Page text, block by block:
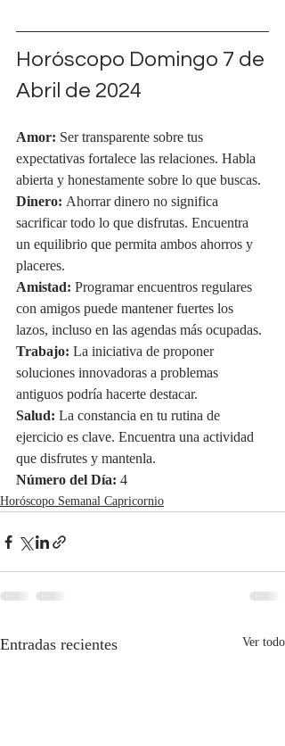
Horóscopo Domingo 7 de
Abril de 2024
Amor: Ser transparente sobre tus
expectativas fortalece las relaciones. Habla
abierta y honestamente sobre lo que buscas.
Dinero: Ahorrar dinero no significa
sacrificar todo lo que disfrutas. Encuentra
un equilibrio que permita ambos ahorros y
placeres.
Amistad: Programar encuentros regulares
con amigos puede mantener fuertes los
lazos, incluso en las agendas más ocupadas.
Trabajo: La iniciativa de proponer
soluciones innovadoras a problemas
antiguos podría hacerte destacar.
Salud: La constancia en tu rutina de
ejercicio es clave. Encuentra una actividad
que disfrutes y mantenla.
Número del Día: 4
Horóscopo Semanal Capricornio
Entradas recientes Ver todo